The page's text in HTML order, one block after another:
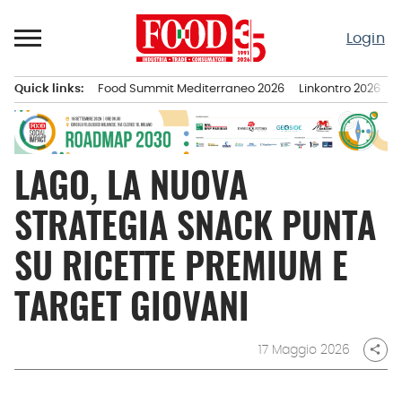
al
Login
principale
Quick links: Food Summit Mediterraneo 2026 Linkontro 2026
LAGO, LA NUOVA
STRATEGIA SNACK PUNTA
SU RICETTE PREMIUM E
TARGET GIOVANI
17 Maggio 2026 share